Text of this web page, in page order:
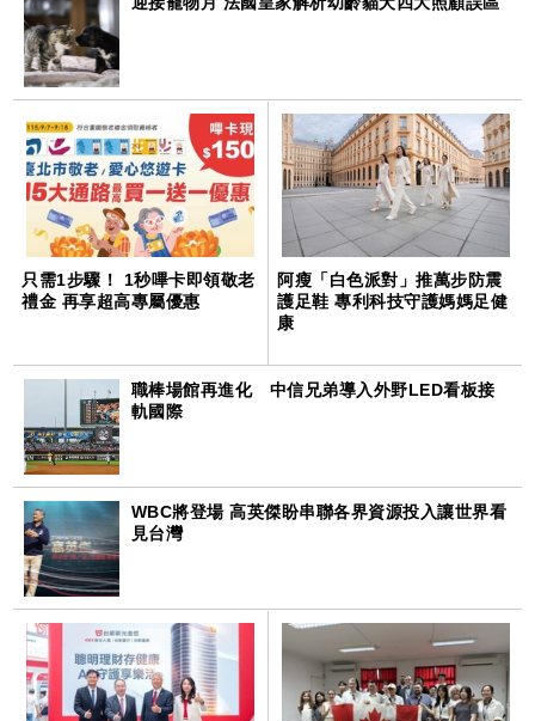
只需1步驟！ 1秒嗶卡即領敬老
禮金 再享超高專屬優惠
阿瘦「白色派對」推萬步防震
護足鞋 專利科技守護媽媽足健
康
職棒場館再進化 中信兄弟導入外野LED看板接
軌國際
WBC將登場 高英傑盼串聯各界資源投入讓世界看
見台灣